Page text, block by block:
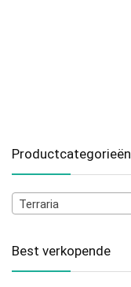
Productcategorieën
Terraria
Best verkopende